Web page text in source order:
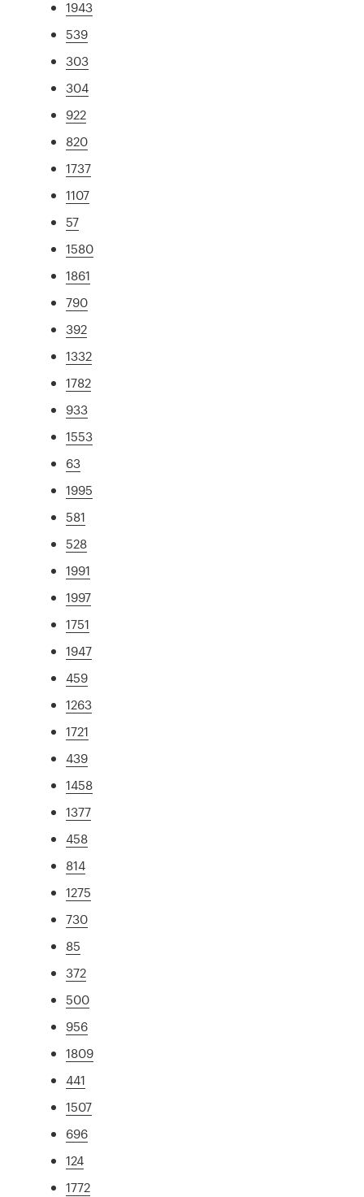
1943
539
303
304
922
820
1737
1107
57
1580
1861
790
392
1332
1782
933
1553
63
1995
581
528
1991
1997
1751
1947
459
1263
1721
439
1458
1377
458
814
1275
730
85
372
500
956
1809
441
1507
696
124
1772